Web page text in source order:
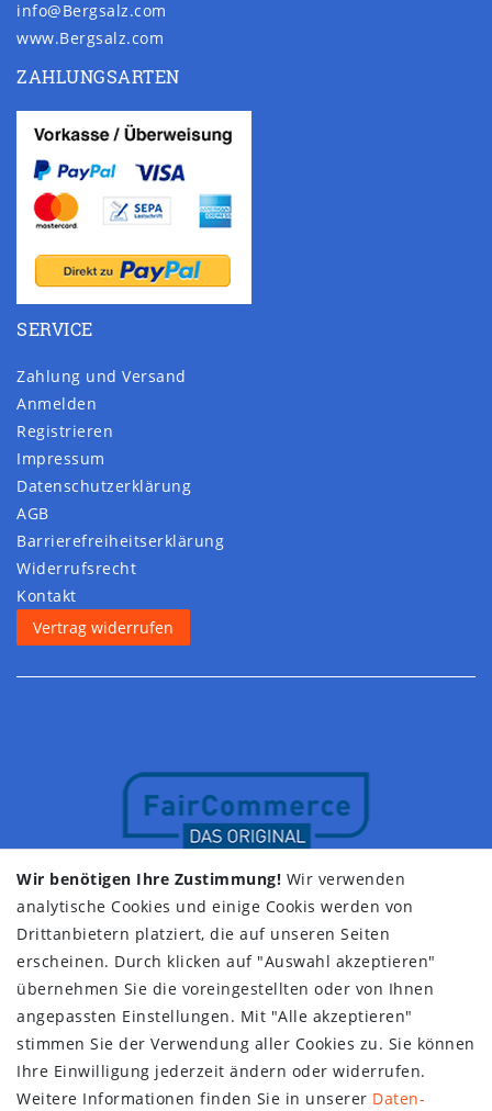
info@Bergsalz.com
www.Bergsalz.com
ZAHLUNGSARTEN
SERVICE
Zahlung und Versand
Anmelden
Registrieren
Impressum
Daten­schutz­erklärung
AGB
Barrierefreiheitserklärung
Widerrufs­recht
Kontakt
Vertrag widerrufen
Wir benötigen Ihre Zustimmung! Wir verwenden
analytische Cookies und einige Cookis werden von
Drittanbietern platziert, die auf unseren Seiten
erscheinen. Durch klicken auf "Auswahl akzeptieren"
übernehmen Sie die voreingestellten oder von Ihnen
angepassten Einstellungen. Mit "Alle akzeptieren"
stimmen Sie der Verwendung aller Cookies zu. Sie können
Ihre Einwilligung jederzeit ändern oder widerrufen.
Weitere Informationen finden Sie in unserer Daten­